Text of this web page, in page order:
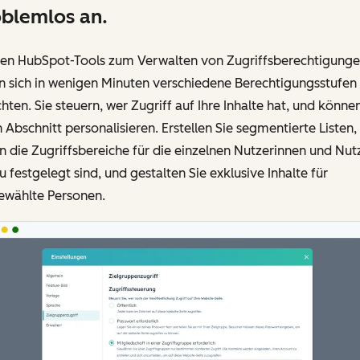
an.
HubSpot-Tools zum Verwalten von
sich in wenigen Minuten verschiedene Berechtigungsstufen
Sie steuern, wer Zugriff auf Ihre Inhalte hat, und
Abschnitt personalisieren. Erstellen Sie segmentierte Listen,
die Zugriffsbereiche für die einzelnen Nutzerinnen und
festgelegt sind, und gestalten Sie exklusive Inhalte für
Personen.